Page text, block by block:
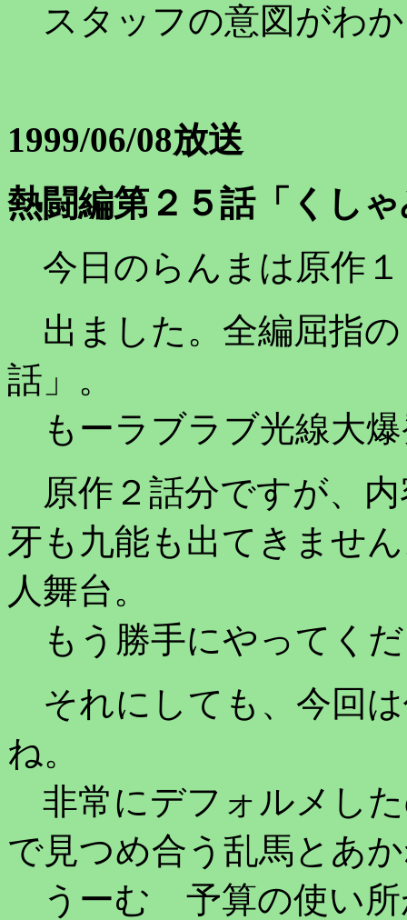
スタッフの意図がわ
1999/06/08放送
熱闘編第２５話「くし
今日のらんまは原作
出ました。全編屈指
話」。
もーラブラブ光線大
原作２話分ですが、
牙も九能も出てきませ
人舞台。
もう勝手にやってく
それにしても、今回
ね。
非常にデフォルメし
で見つめ合う乱馬とあ
うーむ 予算の使い所